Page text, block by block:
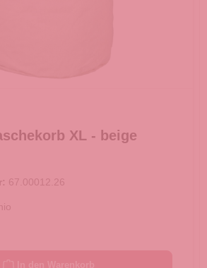
XL - beige
67.00012.26